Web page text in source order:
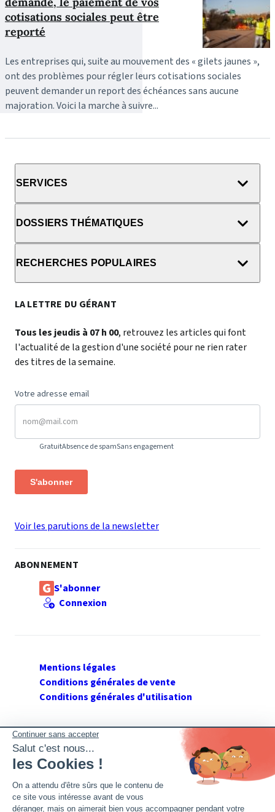
cotisations sociales peut être
reporté
Les entreprises qui, suite au mouvement des « gilets jaunes »,
ont des problèmes pour régler leurs cotisations sociales
peuvent demander un report des échéances sans aucune
majoration. Voici la marche à suivre...
SERVICES
DOSSIERS THÉMATIQUES
RECHERCHES POPULAIRES
LA LETTRE DU GÉRANT
Tous les jeudis à 07 h 00, retrouvez les articles qui font
l'actualité de la gestion d'une société pour ne rien rater
des titres de la semaine.
Votre adresse email
GratuitAbsence de spamSans engagement
S'abonner
Voir les parutions de la newsletter
ABONNEMENT
S'abonner
Connexion
Mentions légales
Conditions générales de vente
Conditions générales d'utilisation
SUIVEZ GERANT DE SARL